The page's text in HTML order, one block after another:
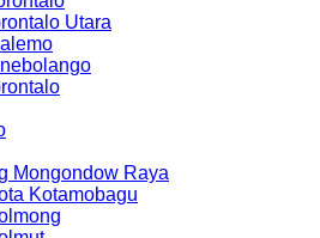
Utara
Mongondow Raya
Kotamobagu